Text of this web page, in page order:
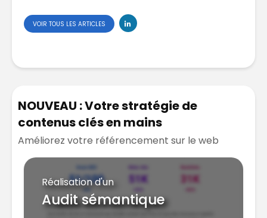
VOIR TOUS LES ARTICLES
NOUVEAU : Votre stratégie de
contenus clés en mains
Améliorez votre référencement sur le web
Réalisation d'un
Audit sémantique